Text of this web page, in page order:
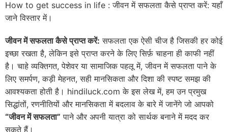
How to get success in life : जीवन में सफलता कैसे प्राप्त करें: यहाँ
जाने विस्तार में।
जीवन में सफलता कैसे प्राप्त करें: सफलता एक ऐसी चीज है जिसकी हर कोई
इच्छा रखता है, लेकिन इसे प्राप्त करने के लिए सिर्फ़ चाहना ही काफी नहीं
है। चाहे व्यक्तिगत, पेशेवर या सामाजिक पहलू में, जीवन में सफलता पाने के
लिए समर्पण, कड़ी मेहनत, सही मानसिकता और दिशा की स्पष्ट समझ की
आवश्यकता होती है। hindiluck.com के इस लेख में, हम उन प्रमुख
सिद्धांतों, रणनीतियों और मानसिकता में बदलाव के बारे में जानेंगे जो आपको
“जीवन में सफलता” पाने और अपनी यात्रा को सार्थक बनाने में मदद कर
सकते हैं।